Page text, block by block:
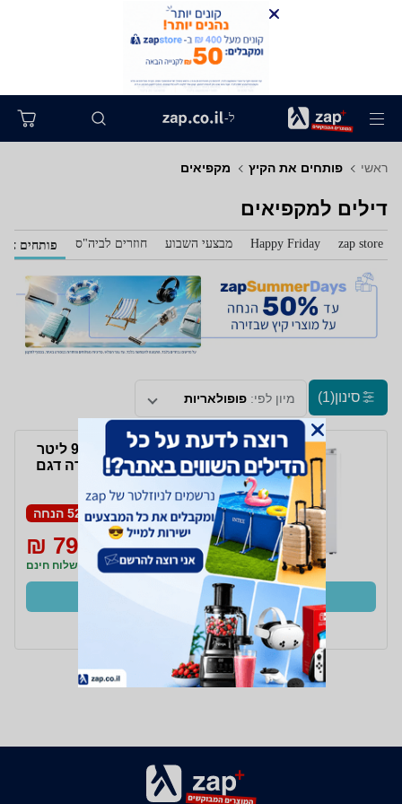
ל-
ראשי פותחים את הקיץ מקפיאים
דילים למקפיאים
zap store
Happy Friday מבצעי השבוע חוזרים לביה"ס פותחים
סינון(1) מיון לפי: פופולאריות
מקפיא 3 מגירות 97 ליטר
Normande נורמנדה דגם
ND-237W
52% הנחה
1,690 ₪
799 ₪
משלוח חינם
קנו עכשיו
ב- חשמל חכם+